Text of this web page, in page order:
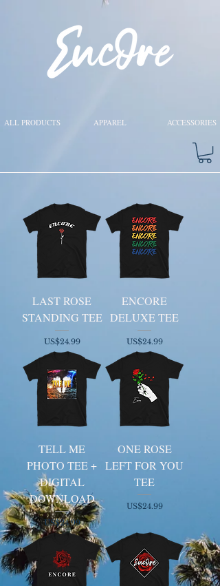
ALL PRODUCTS APPAREL ACCESSORIES
LAST ROSE
STANDING TEE
ราคา
US$24.99
ENCORE
DELUXE TEE
ราคา
US$24.99
TELL ME
PHOTO TEE +
DIGITAL
DOWNLOAD
ราคา
US$24.99
ONE ROSE
LEFT FOR YOU
TEE
ราคา
US$24.99